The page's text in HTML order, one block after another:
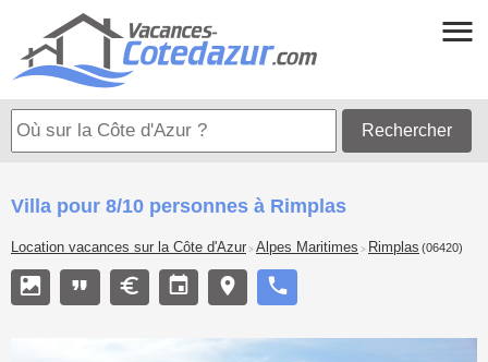
Rechercher
Villa pour 8/10 personnes à Rimplas
Location vacances sur la Côte d'Azur > Alpes Maritimes > Rimplas (06420)